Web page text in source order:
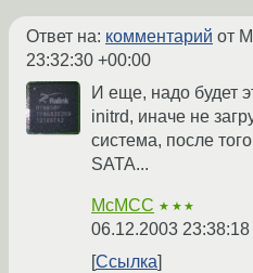
Ответ на: комментарий от
23:32:30 +00:00
И еще, надо будет
initrd, иначе не
система, после
SATA...
McMCC ★★★
06.12.2003
Ссылка